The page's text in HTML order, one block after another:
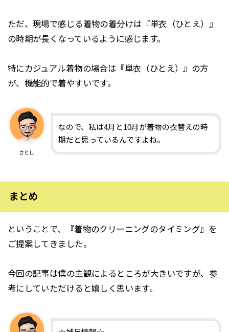
ただ、現場で感じる着物の着分けは『単衣（ひとえ）』
の時期が長くなっているように感じます。
特にカジュアル着物の場合は『単衣（ひとえ）』の方
が、機能的で着やすいです。
さとし
なので、私は4月と10月が着物の衣替えの時
期だと思っているんですよね。
まとめ
ということで、『着物のクリーニングのタイミング』を
ご提案してきました。
今回の記事は僕の主観によるところが大きいですが、参
考にしていただけると嬉しく思います。